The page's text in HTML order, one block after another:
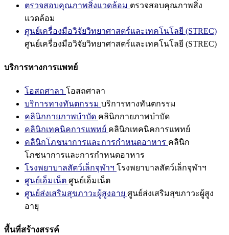
ตรวจสอบคุณภาพสิ่งแวดล้อม ตรวจสอบคุณภาพสิ่ง
แวดล้อม
ศูนย์เครื่องมือวิจัยวิทยาศาสตร์และเทคโนโลยี (STREC)
ศูนย์เครื่องมือวิจัยวิทยาศาสตร์และเทคโนโลยี (STREC)
บริการทางการแพทย์
โอสถศาลา โอสถศาลา
บริการทางทันตกรรม บริการทางทันตกรรม
คลินิกกายภาพบำบัด คลินิกกายภาพบำบัด
คลินิกเทคนิคการแพทย์ คลินิกเทคนิคการแพทย์
คลินิกโภชนาการและการกำหนดอาหาร คลินิก
โภชนาการและการกำหนดอาหาร
โรงพยาบาลสัตว์เล็กจุฬาฯ โรงพยาบาลสัตว์เล็กจุฬาฯ
ศูนย์เอ็มเน็ต ศูนย์เอ็มเน็ต
ศูนย์ส่งเสริมสุขภาวะผู้สูงอายุ ศูนย์ส่งเสริมสุขภาวะผู้สูง
อายุ
พื้นที่สร้างสรรค์